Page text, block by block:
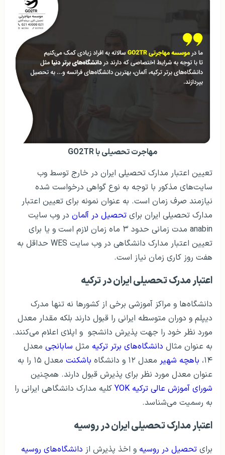
مهاجرت تحصیلی با GO2TR
تعیین اعتبار مدارک تحصیلی ایران در خارج توسط وب
سایت‌های مذکور با توجه به نوع گواهی درخواست شده
نیازمند صرف زمان است. به عنوان نمونه برای تعیین اعتبار
مدارک تحصیلی ایران برای تحصیل در آلمان در وب سایت
anabin مدت زمانی حدود ۳ ماه زمان لازم است و یا برای
تعیین اعتبار مدارک دانشگاهی در وب سایت WES حداقل به
هفت روز کاری زمان نیاز است.
اعتبار مدرک تحصیلی ایران در ترکیه
دانشگاه‌ها و مراکز آموزشی برخی از کشورها نه تنها مدرک
دیپلم و دوران متوسطه ایرانی را قبول دارند بلکه مقدار معدل
مورد نظر خود را جهت پذیرش دانشجو و اپلای اعلام می‌کنند.
به عنوان مثال دانشگاه‌های برتر ترکیه مثل سابانجی معدل
۱۴، باهچه شهیر معدل ۱۲ و دانشگاه باشکنت
معدل ۱۵ را به
عنوان معدل مورد نظر برای پذیرش قبول دارند. همچنین
شورای آموزش عالی ترکیه YOK
کلیه مدارک دانشگاهی ایرانی را
به رسمیت می‌شناسد.
اعتبار مدارک تحصیلی ایران در روسیه
برای تحصیل در روسیه و اخذ پذیرش از دانشگاه‌های روسیه